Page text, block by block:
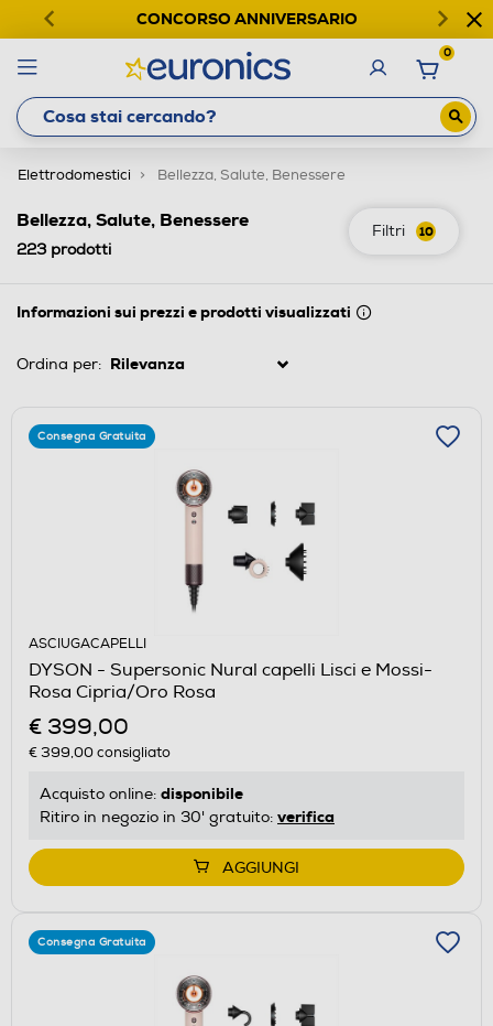
CONCORSO ANNIVERSARIO
0
Elettrodomestici Bellezza, Salute, Benessere
Filtri 10
Bellezza, Salute, Benessere
223prodotti
Informazioni sui prezzi e prodotti visualizzati
Ordina per:
Consegna Gratuita
ASCIUGACAPELLI
DYSON - Supersonic Nural capelli Lisci e Mossi-
Rosa Cipria/Oro Rosa
€ 399,00
€ 399,00consigliato
Acquisto online: disponibile
Ritiro in negozio in 30' gratuito: verifica
AGGIUNGI
Consegna Gratuita